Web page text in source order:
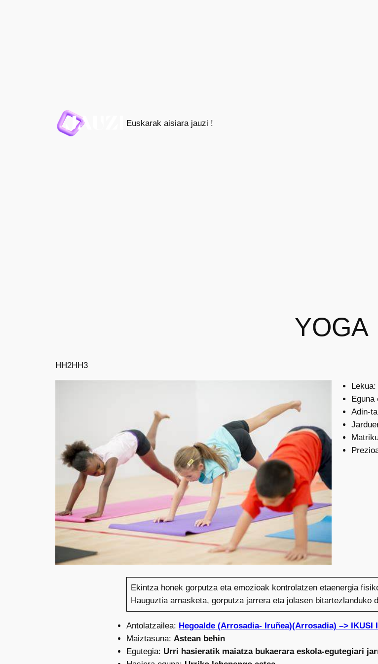
Euskarak aisiara jauzi !
YOGA
HH2HH3
Lekua:
Eguna
Adin-
Ekintza honek gorputza eta emozioak kontrolatzen etaenergia
Hauguztia arnasketa, gorputza jarrera eta jolasen bitartezlanduko
Antolatzailea: Hegoalde (Arrosadia- Iruñea)(Arrosadia) –> IKUSI
Maiztasuna: Astean behin
Egutegia: Urri hasieratik maiatza bukaerara eskola-egutegiari